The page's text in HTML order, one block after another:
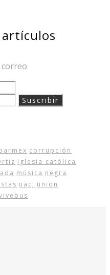
artículos
corrupción
iglesia católica
música negra
uacj union